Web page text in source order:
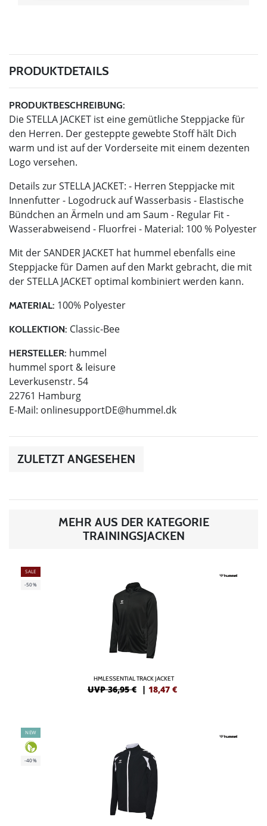
PRODUKTDETAILS
PRODUKTBESCHREIBUNG:
Die STELLA JACKET ist eine gemütliche Steppjacke für
den Herren. Der gesteppte gewebte Stoff hält Dich
warm und ist auf der Vorderseite mit einem dezenten
Logo versehen.
Details zur STELLA JACKET: - Herren Steppjacke mit
Innenfutter - Logodruck auf Wasserbasis - Elastische
Bündchen an Ärmeln und am Saum - Regular Fit -
Wasserabweisend - Fluorfrei - Material: 100 % Polyester
Mit der SANDER JACKET hat hummel ebenfalls eine
Steppjacke für Damen auf den Markt gebracht, die mit
der STELLA JACKET optimal kombiniert werden kann.
MATERIAL: 100% Polyester
KOLLEKTION: Classic-Bee
HERSTELLER: hummel
hummel sport & leisure
Leverkusenstr. 54
22761 Hamburg
E-Mail: onlinesupportDE@hummel.dk
ZULETZT ANGESEHEN
MEHR AUS DER KATEGORIE
TRAININGSJACKEN
SALE
-50%
HMLESSENTIAL TRACK JACKET
UVP 36,95 € | 18,47 €
NEW
-40%